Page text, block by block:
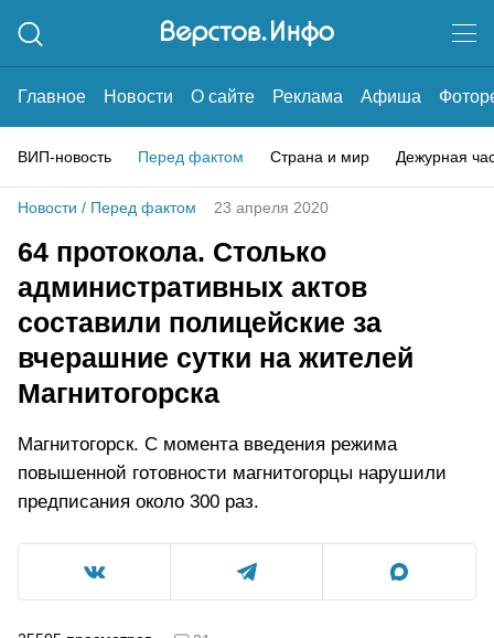
Главное Новости О сайте Реклама Афиша
ВИП-новость Перед фактом Страна и мир Дежурная
Новости / Перед фактом 23 апреля 2020
64 протокола. Столько
административных актов
составили полицейские за
вчерашние сутки на жителей
Магнитогорска
Магнитогорск. С момента введения режима
повышенной готовности магнитогорцы нарушили
предписания около 300 раз.